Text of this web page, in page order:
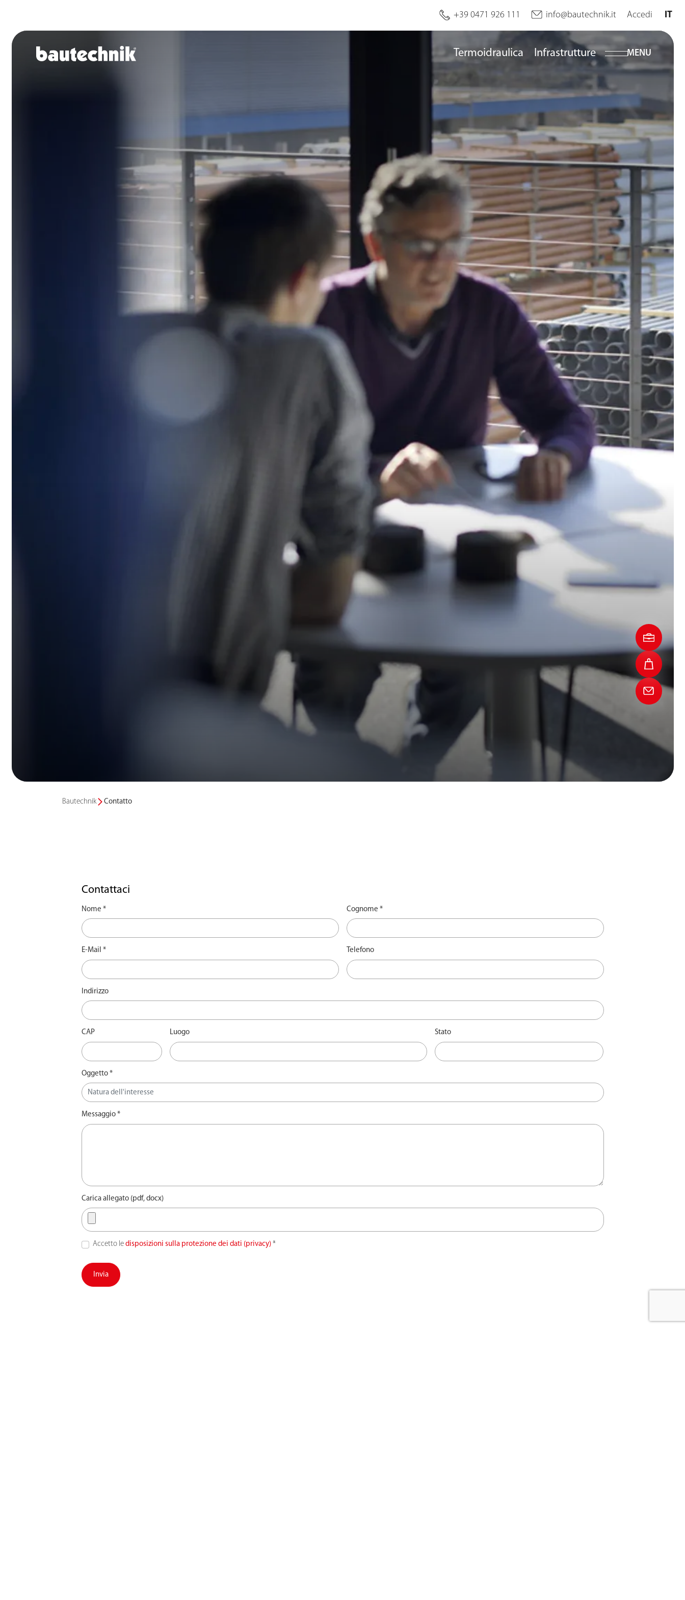
+39 0471 926 111 info@bautechnik.it Accedi IT
DE
Termoidraulica Infrastrutture MENU
Bautechnik Contatto
Contattaci
Nome * Cognome *
E-Mail * Telefono
Indirizzo
CAP Luogo Stato
Oggetto *
Messaggio *
Carica allegato (pdf, docx)
Accetto le disposizioni sulla protezione dei dati (privacy) *
Invia